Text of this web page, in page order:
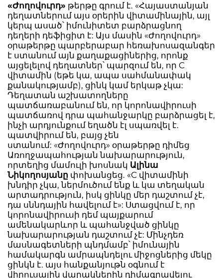
«Ժողովուրդ» թերթը գրում է. «Հայաստանյան
դեղատներում այս օրերին վիտամինային, այլ
կերպ ասած՝ իմունիտետ բարձրացնող
դեղերի դեֆիցիտ է: Այս մասին «Ժողովուրդ»
օրաթերթը պարբերաբար հեռախոսազանգեր
է ստանում այն քաղաքացիներից, որոնք
այցելելով դեղատներ՝ պարզում են, որ C
վիտամին (եթե կա, ապա սահմանափակ
քանակությամբ), ցինկ կամ երկաթ չկա:
Դեղատան աշխատողները
պատճառաբանում են, որ կորոնավիրուսի
պատճառով դրա պահանջարկը բարձրացել է,
ինչի արդյունքում եղածն էլ սպառվել է.
պատվիրում են, բայց չեն
ստանում: «Ժողովուրդ» օրաթերթը դիմեց
Առողջապահության նախարարություն,
որտեղից մամուլի խոսնակ Ալինա
Նիկողոսյանը փոխանցեց. «C վիտամինի
խնդիր չկա, ներմուծում ենք և կա տեղական
արտադրություն, իսկ ցինկը մեր դաշտում չէ,
դա սննդային հավելում է»: Ստացվում է, որ
կորոնավիրուսի դեմ պայքարում
ամենակարևոր և պահանջված ցինկը
նախարարության դաշտում չէ: Մինչդեռ
մասնագետների պնդմամբ՝ իմունային
համակարգն ամրապնդելու միջոցներից մեկը
ցինկն է. այս հանքանյութն օգնում է
վիրուսային վարակներին դիմագրավելու